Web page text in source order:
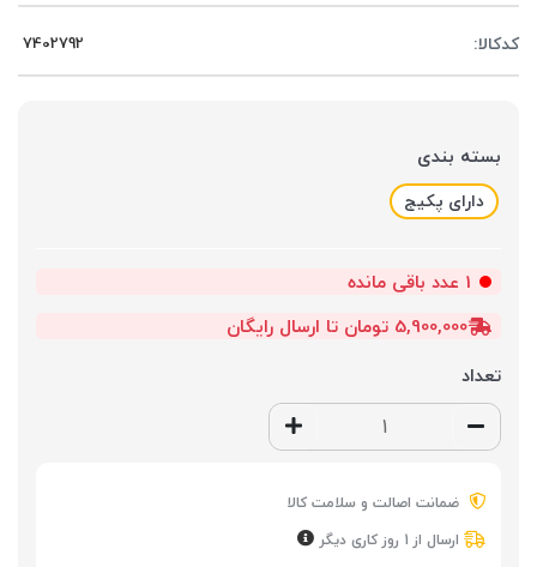
کدکالا:
بسته بندی
دارای پکیج
1 عدد باقی مانده
5,900,000 تومان تا ارسال رایگان
تعداد
ضمانت اصالت و سلامت کالا
ارسال از 1 روز کاری دیگر